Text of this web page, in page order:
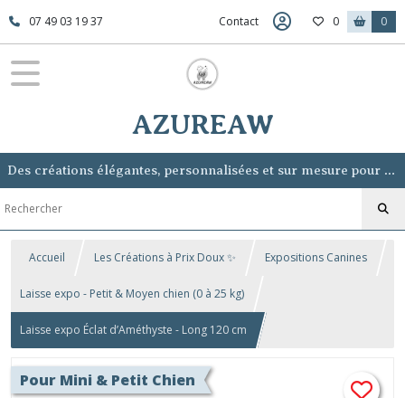
07 49 03 19 37 Contact 0 0
AZUREAW
Des créations élégantes, personnalisées et sur mesure pour sublimer votre chien, sans lui voler la vedette.
Accueil Les Créations à Prix Doux ✨ Expositions Canines
Laisse expo - Petit & Moyen chien (0 à 25 kg)
Laisse expo Éclat d’Améthyste - Long 120 cm
Pour Mini & Petit Chien